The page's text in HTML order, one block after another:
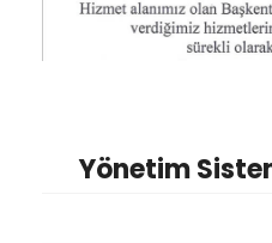
Yönetim